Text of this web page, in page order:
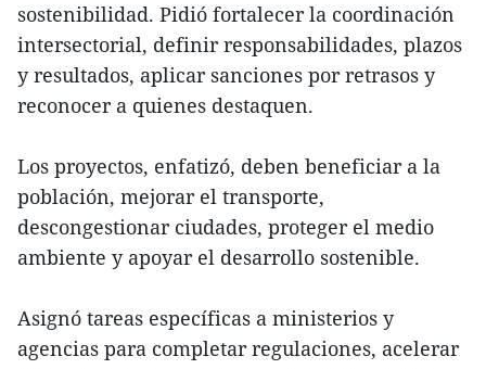
sostenibilidad. Pidió fortalecer la coordinación
intersectorial, definir responsabilidades, plazos
y resultados, aplicar sanciones por retrasos y
reconocer a quienes destaquen.
Los proyectos, enfatizó, deben beneficiar a la
población, mejorar el transporte,
descongestionar ciudades, proteger el medio
ambiente y apoyar el desarrollo sostenible.
Asignó tareas específicas a ministerios y
agencias para completar regulaciones, acelerar